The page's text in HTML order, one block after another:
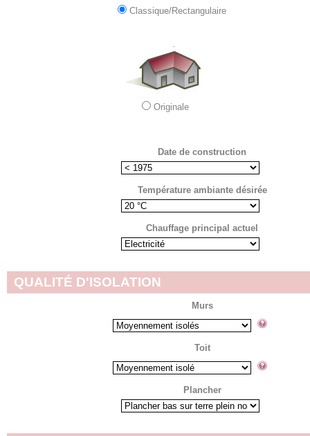
Classique/Rectangulaire
Originale
Date de construction
Température ambiante désirée
Chauffage principal actuel
QUALITÉ D'ISOLATION
Murs
Toit
Plancher